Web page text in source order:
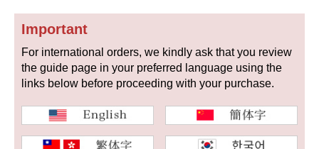
商品の状態から探す
新品 未使用品
中古品 アンティーク品
WEB限定品 SALE
Important
For international orders, we kindly ask that you review
the guide page in your preferred language using the
links below before proceeding with your purchase.